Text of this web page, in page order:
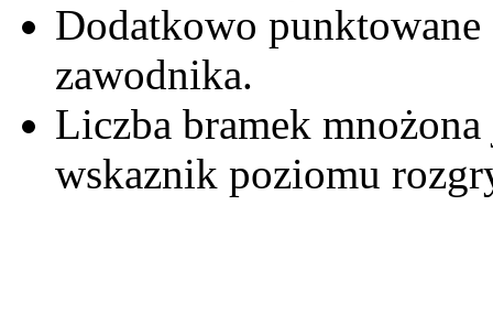
Dodatkowo
zawodnika.
Liczba bramek
wskaznik poziomu